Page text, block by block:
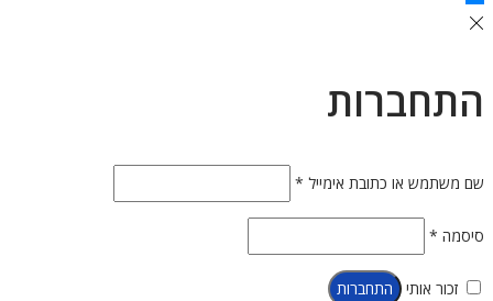
התחברות
שם משתמש או כתובת אימייל *
סיסמה *
זכור אותי התחברות